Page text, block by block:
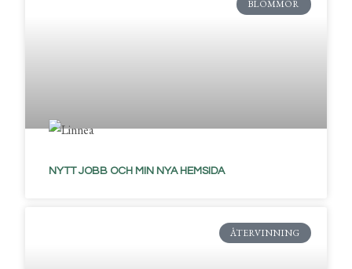
BLOMMOR
NYTT JOBB OCH MIN NYA HEMSIDA
ÅTERVINNING